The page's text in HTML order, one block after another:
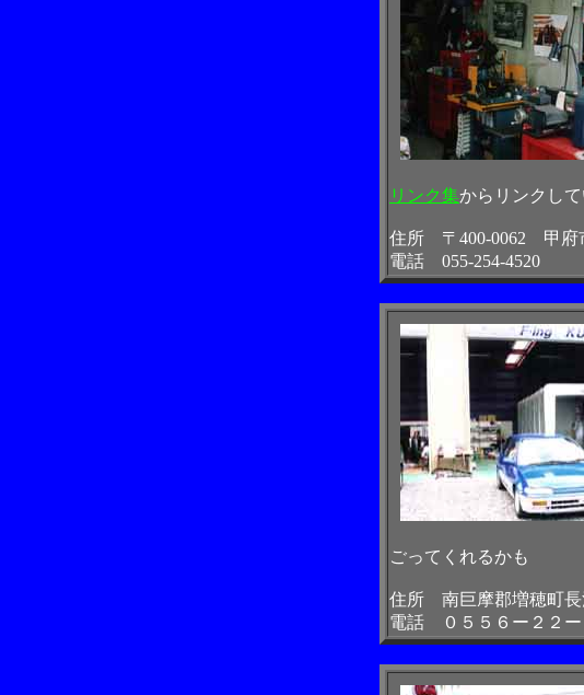
リンク集からリンクし
住所 〒400-0062 甲府
電話 055-254-4520
ごってくれるかも
住所 南巨摩郡増穂町長
電話 ０５５６ー２２ー